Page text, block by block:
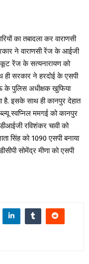
का तबादला कर वाराणसी
ने वाराणसी रेंज के आईजी
रेंज के सत्यनारायण को
सरकार ने हरदोई के एसपी
पुलिस अधीक्षक खुफिया
है. इसके साथ ही कानपुर देहात
स्वप्निल ममगई को कानपुर
रविशंकर चावी को
सिंह को 1090 एसपी बनाया
सोमेंद्र मीणा को एसपी